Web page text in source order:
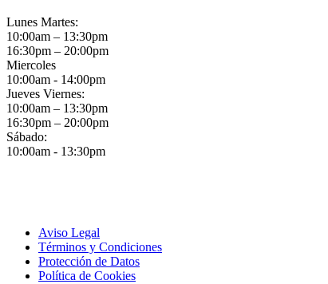
Lunes Martes:
10:00am – 13:30pm
16:30pm – 20:00pm
Miercoles
10:00am - 14:00pm
Jueves Viernes:
10:00am – 13:30pm
16:30pm – 20:00pm
Sábado:
10:00am - 13:30pm
Aviso Legal
Términos y Condiciones
Protección de Datos
Política de Cookies